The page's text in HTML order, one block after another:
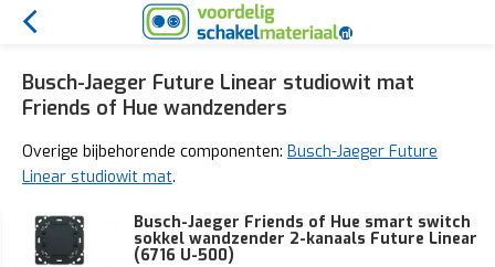
Busch-Jaeger Future Linear studiowit mat
Friends of Hue wandzenders
Overige bijbehorende componenten: Busch-Jaeger Future
Linear studiowit mat.
Busch-Jaeger Friends of Hue smart switch
sokkel wandzender 2-kanaals Future Linear
(6716 U-500)